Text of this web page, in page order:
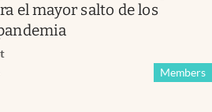
el mayor salto de los
Members